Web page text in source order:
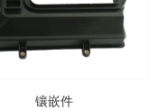
镶嵌件